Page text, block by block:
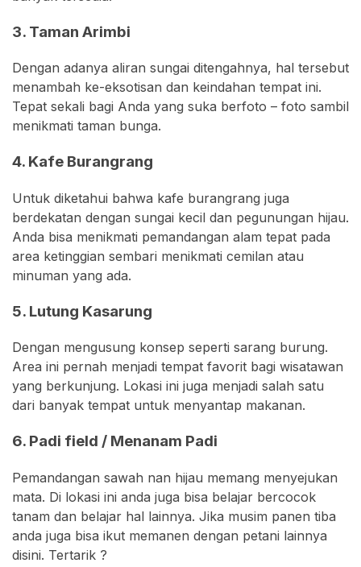
3. Taman Arimbi
Dengan adanya aliran sungai ditengahnya, hal tersebut
menambah ke-eksotisan dan keindahan tempat ini.
Tepat sekali bagi Anda yang suka berfoto – foto sambil
menikmati taman bunga.
4. Kafe Burangrang
Untuk diketahui bahwa kafe burangrang juga
berdekatan dengan sungai kecil dan pegunungan hijau.
Anda bisa menikmati pemandangan alam tepat pada
area ketinggian sembari menikmati cemilan atau
minuman yang ada.
5. Lutung Kasarung
Dengan mengusung konsep seperti sarang burung.
Area ini pernah menjadi tempat favorit bagi wisatawan
yang berkunjung. Lokasi ini juga menjadi salah satu
dari banyak tempat untuk menyantap makanan.
6. Padi field / Menanam Padi
Pemandangan sawah nan hijau memang menyejukan
mata. Di lokasi ini anda juga bisa belajar bercocok
tanam dan belajar hal lainnya. Jika musim panen tiba
anda juga bisa ikut memanen dengan petani lainnya
disini. Tertarik ?